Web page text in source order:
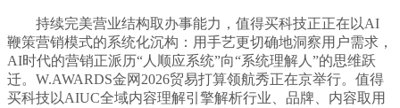
持续完美营业结构取办事能力，值得买科技正正在以AI
鞭策营销模式的系统化沉构：用手艺更切确地洞察用户需求，
AI时代的营销正派历“人顺应系统”向“系统理解人”的思维跃
迁。W.AWARDS金网2026贸易打算领航秀正在京举行。值得
买科技以AIUC全域内容理解引擎解析行业、品牌、内容取用